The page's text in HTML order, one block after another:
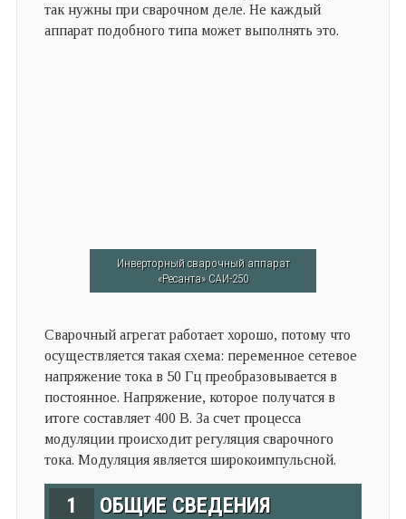
так нужны при сварочном деле. Не каждый
аппарат подобного типа может выполнять это.
Инверторный сварочный аппарат
«Ресанта» САИ-250
Сварочный агрегат работает хорошо, потому что
осуществляется такая схема: переменное сетевое
напряжение тока в 50 Гц преобразовывается в
постоянное. Напряжение, которое получатся в
итоге составляет 400 В. За счет процесса
модуляции происходит регуляция сварочного
тока. Модуляция является широкоимпульсной.
1 ОБЩИЕ СВЕДЕНИЯ